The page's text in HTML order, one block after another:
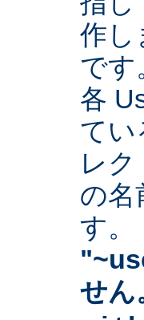
作し
です
各
てい
レ
の名
す。
せん